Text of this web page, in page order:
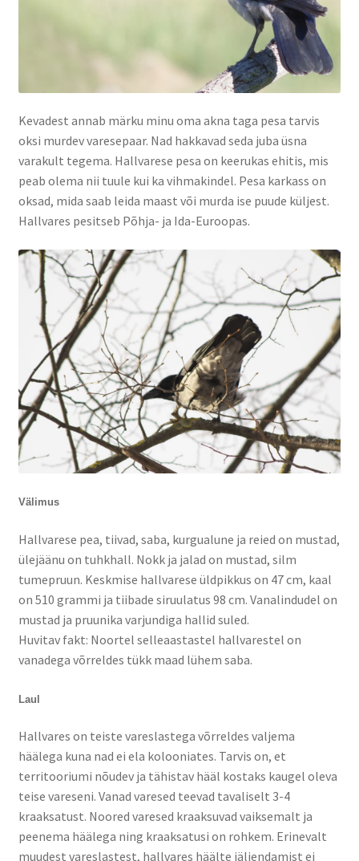
Kevadest annab märku minu oma akna taga pesa tarvis
oksi murdev varesepaar. Nad hakkavad seda juba üsna
varakult tegema. Hallvarese pesa on keerukas ehitis, mis
peab olema nii tuule kui ka vihmakindel. Pesa karkass on
oksad, mida saab leida maast või murda ise puude küljest.
Hallvares pesitseb Põhja- ja Ida-Euroopas.
Välimus
Hallvarese pea, tiivad, saba, kurgualune ja reied on mustad,
ülejäänu on tuhkhall. Nokk ja jalad on mustad, silm
tumepruun. Keskmise hallvarese üldpikkus on 47 cm, kaal
on 510 grammi ja tiibade siruulatus 98 cm. Vanalindudel on
mustad ja pruunika varjundiga hallid suled.
Huvitav fakt: Noortel selleaastastel hallvarestel on
vanadega võrreldes tükk maad lühem saba.
Laul
Hallvares on teiste vareslastega võrreldes valjema
häälega kuna nad ei ela kolooniates. Tarvis on, et
territooriumi nõudev ja tähistav hääl kostaks kaugel oleva
teise vareseni. Vanad varesed teevad tavaliselt 3-4
kraaksatust. Noored varesed kraaksuvad vaiksemalt ja
peenema häälega ning kraaksatusi on rohkem. Erinevalt
muudest vareslastest, hallvares häälte jäljendamist ei